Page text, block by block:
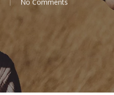
No Comments